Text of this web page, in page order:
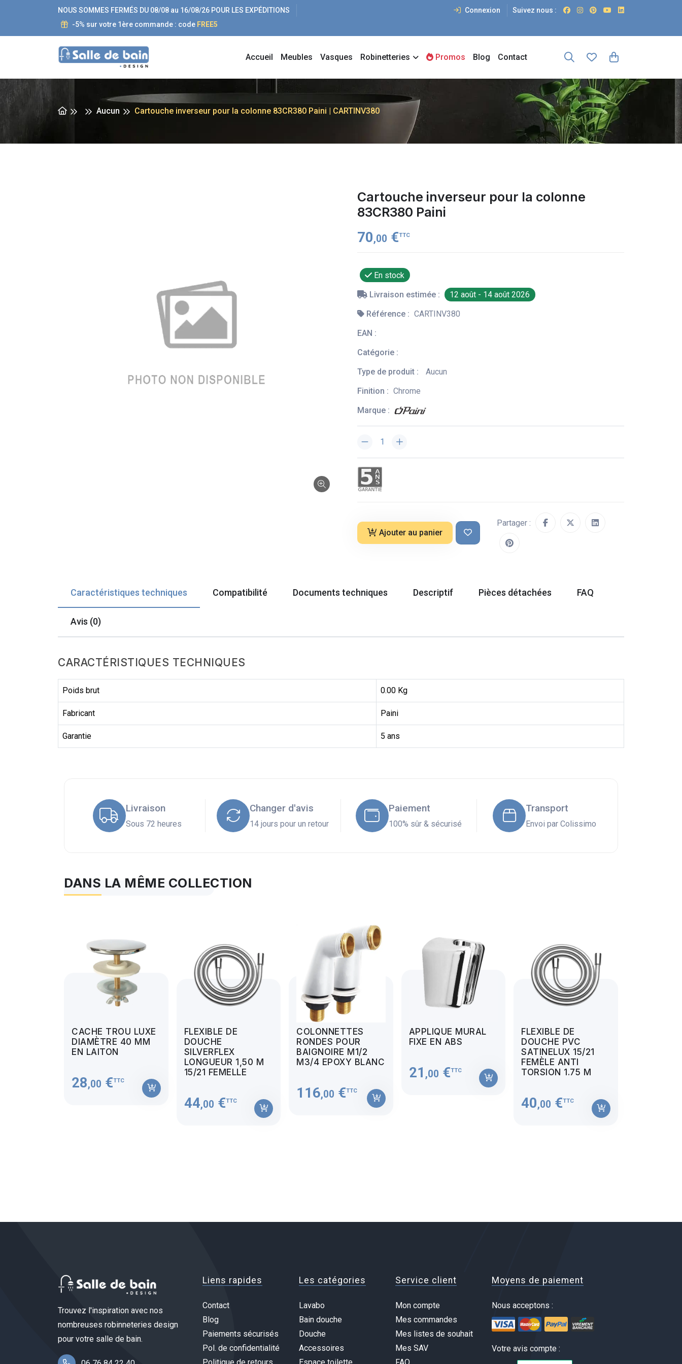
NOUS SOMMES FERMÉS DU 08/08 au 16/08/26 POUR LES EXPÉDITIONS
-5% sur votre 1ère commande : code FREE5
Connexion Suivez nous :
Accueil Meubles Vasques Robinetteries Promos Blog Contact
Aucun Cartouche inverseur pour la colonne 83CR380 Paini | CARTINV380
Cartouche inverseur pour la colonne
83CR380 Paini
70,00 €TTC
En stock
Livraison estimée :
12 août - 14 août 2026
Référence : CARTINV380
EAN :
Catégorie :
Type de produit :
Aucun
Finition : Chrome
Marque :
Ajouter au panier
Partager :
Caractéristiques techniques Compatibilité Documents techniques Descriptif Pièces détachées FAQ
Avis (0)
CARACTÉRISTIQUES TECHNIQUES
Poids brut 0.00 Kg
Fabricant Paini
Garantie 5 ans
Livraison
Sous 72 heures
Changer d'avis
14 jours pour un retour
Paiement
100% sûr & sécurisé
Transport
Envoi par Colissimo
DANS LA MÊME COLLECTION
CACHE TROU LUXE
DIAMÈTRE 40 MM
EN LAITON
28,00 €TTC
FLEXIBLE DE
DOUCHE
SILVERFLEX
LONGUEUR 1,50 M
15/21 FEMELLE
44,00 €TTC
COLONNETTES
RONDES POUR
BAIGNOIRE M1/2
M3/4 EPOXY BLANC
116,00 €TTC
APPLIQUE MURAL
FIXE EN ABS
21 ,00 €TTC
FLEXIBLE DE
DOUCHE PVC
SATINELUX 15/21
FEMÈLE ANTI
TORSION 1.75 M
40,00 €TTC
Trouvez l'inspiration avec nos
nombreuses robinneteries design
pour votre salle de bain.
Liens rapides
Contact
Blog
Paiements sécurisés
Pol. de confidentialité
Politique de retours
Les catégories
Lavabo
Bain douche
Douche
Accessoires
Espace toilette
Service client
Mon compte
Mes commandes
Mes listes de souhait
Mes SAV
FAQ
Moyens de paiement
Nous acceptons :
Votre avis compte :